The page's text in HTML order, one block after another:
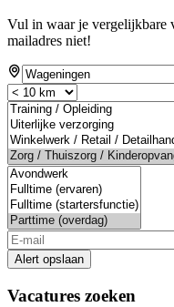
Vul in waar je vergelijkbare
mailadres niet!
Alert opslaan
Vacatures zoeken